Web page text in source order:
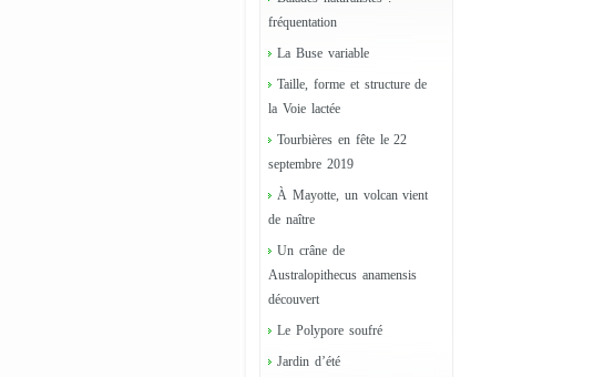
fréquentation
La Buse variable
Taille, forme et structure de
la Voie lactée
Tourbières en fête le 22
septembre 2019
À Mayotte, un volcan vient
de naître
Un crâne de
Australopithecus anamensis
découvert
Le Polypore soufré
Jardin d’été